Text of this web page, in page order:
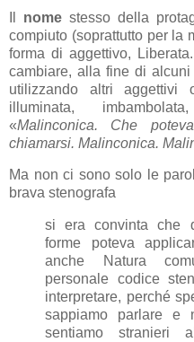
nomestesso della
compiuto (soprattutto per la
forma di aggettivo,
cambiare, alla fine di
utilizzando altri aggettivi
illuminata,
«Malinconica. Che
chiamarsi. Malinconica.
Ma non ci sono solo le
brava stenografa
si era convinta che
forme poteva
anche Natura
personale codice
interpretare, perché
sappiamo parlare e
sentiamo stranieri